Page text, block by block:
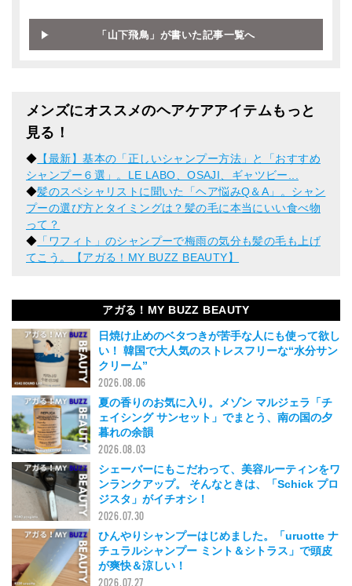
「山下飛鳥」が書いた記事一覧へ
メンズにオススメのヘアケアアイテムもっと
見る！
◆ 【最新】基本の「正しいシャンプー方法」と「おすすめ
シャンプー６選」。LE LABO、OSAJI、ギャツビー...
◆髪のスペシャリストに聞いた「ヘア悩みQ＆A」。シャン
プーの選び方とタイミングは？髪の毛に本当にいい食べ物
って？
◆ 「ワフィト」のシャンプーで梅雨の気分も髪の毛も上げ
てこう。【アガる！MY BUZZ BEAUTY】
アガる！MY BUZZ BEAUTY
日焼け止めのベタつきが苦手な人にも使って欲し
い！ 韓国で大人気のストレスフリーな“水分サン
クリーム”
2026.08.06
夏の香りのお気に入り。メゾン マルジェラ「チ
ェイシング サンセット」でまとう、南の国の夕
暮れの余韻
2026.08.03
シェーバーにもこだわって、美容ルーティンをワ
ンランクアップ。 そんなときは、「Schick プロ
ジスタ」がイチオシ！
2026.07.30
ひんやりシャンプーはじめました。「uruotte ナ
チュラルシャンプー ミント＆シトラス」で頭皮
が爽快＆涼しい！
2026.07.27